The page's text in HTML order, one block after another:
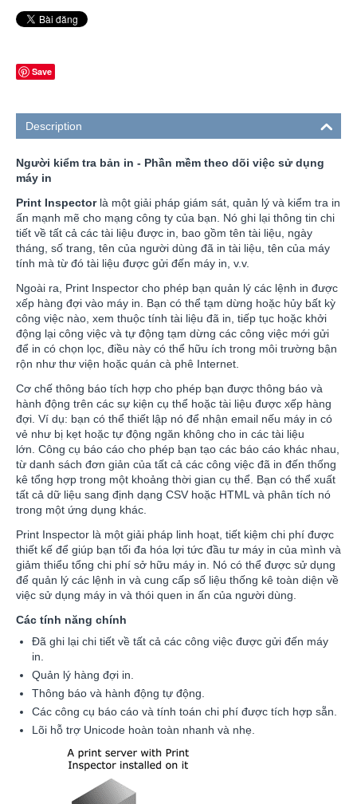
Save
Description
Người kiểm tra bản in - Phần mềm theo dõi việc sử dụng
máy in
Print Inspectorlà một giải pháp giám sát, quản lý và kiểm tra in
ấn mạnh mẽ cho mạng công ty của bạn. Nó ghi lại thông tin chi
tiết về tất cả các tài liệu được in, bao gồm tên tài liệu, ngày
tháng, số trang, tên của người dùng đã in tài liệu, tên của máy
tính mà từ đó tài liệu được gửi đến máy in, v.v.
Ngoài ra, Print Inspector cho phép bạn quản lý các lệnh in được
xếp hàng đợi vào máy in. Bạn có thể tạm dừng hoặc hủy bất kỳ
công việc nào, xem thuộc tính tài liệu đã in, tiếp tục hoặc khởi
động lại công việc và tự động tạm dừng các công việc mới gửi
để in có chọn lọc, điều này có thể hữu ích trong môi trường bận
rộn như thư viện hoặc quán cà phê Internet.
Cơ chế thông báo tích hợp cho phép bạn được thông báo và
hành động trên các sự kiện cụ thể hoặc tài liệu được xếp hàng
đợi. Ví dụ: bạn có thể thiết lập nó để nhận email nếu máy in có
vẻ như bị kẹt hoặc tự động ngăn không cho in các tài liệu
lớn. Công cụ báo cáo cho phép bạn tạo các báo cáo khác nhau,
từ danh sách đơn giản của tất cả các công việc đã in đến thống
kê tổng hợp trong một khoảng thời gian cụ thể. Bạn có thể xuất
tất cả dữ liệu sang định dạng CSV hoặc HTML và phân tích nó
trong một ứng dụng khác.
Print Inspector là một giải pháp linh hoạt, tiết kiệm chi phí được
thiết kế để giúp bạn tối đa hóa lợi tức đầu tư máy in của mình và
giảm thiểu tổng chi phí sở hữu máy in. Nó có thể được sử dụng
để quản lý các lệnh in và cung cấp số liệu thống kê toàn diện về
việc sử dụng máy in và thói quen in ấn của người dùng.
Các tính năng chính
Đã ghi lại chi tiết về tất cả các công việc được gửi đến máy
in.
Quản lý hàng đợi in.
Thông báo và hành động tự động.
Các công cụ báo cáo và tính toán chi phí được tích hợp sẵn.
Lõi hỗ trợ Unicode hoàn toàn nhanh và nhẹ.